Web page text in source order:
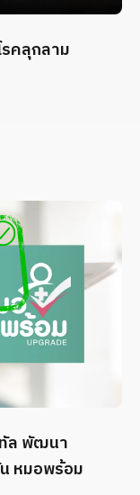
คลุกลาม
ล พัฒนา
หมอพร้อม